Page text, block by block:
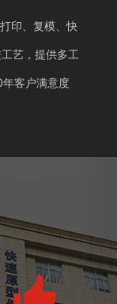
印、复模、快
艺，提供多工
客户满意度